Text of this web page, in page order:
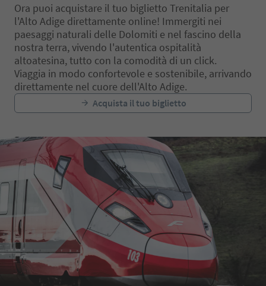
Ora puoi acquistare il tuo biglietto Trenitalia per
l'Alto Adige direttamente online! Immergiti nei
paesaggi naturali delle Dolomiti e nel fascino della
nostra terra, vivendo l'autentica ospitalità
altoatesina, tutto con la comodità di un click.
Viaggia in modo confortevole e sostenibile, arrivando
direttamente nel cuore dell'Alto Adige.
Acquista il tuo biglietto